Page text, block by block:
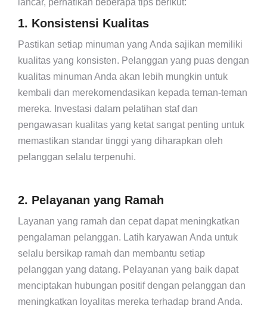
lancar, perhatikan beberapa tips berikut:
1. Konsistensi Kualitas
Pastikan setiap minuman yang Anda sajikan memiliki
kualitas yang konsisten. Pelanggan yang puas dengan
kualitas minuman Anda akan lebih mungkin untuk
kembali dan merekomendasikan kepada teman-teman
mereka. Investasi dalam pelatihan staf dan
pengawasan kualitas yang ketat sangat penting untuk
memastikan standar tinggi yang diharapkan oleh
pelanggan selalu terpenuhi.
2. Pelayanan yang Ramah
Layanan yang ramah dan cepat dapat meningkatkan
pengalaman pelanggan. Latih karyawan Anda untuk
selalu bersikap ramah dan membantu setiap
pelanggan yang datang. Pelayanan yang baik dapat
menciptakan hubungan positif dengan pelanggan dan
meningkatkan loyalitas mereka terhadap brand Anda.